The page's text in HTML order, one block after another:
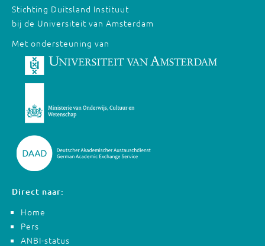
Stichting Duitsland Instituut
bij de Universiteit van Amsterdam
Met ondersteuning van
Direct naar:
Home
Pers
ANBI-status